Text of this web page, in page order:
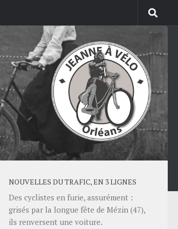
NOUVELLES DU TRAFIC, EN 3 LIGNES
Des cyclistes en furie, assurément :
grisés par la longue fête de Mézin (47),
ils renversent une voiture.